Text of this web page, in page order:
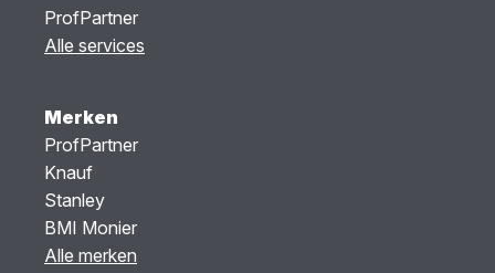
ProfPartner
Alle services
Merken
ProfPartner
Knauf
Stanley
BMI Monier
Alle merken